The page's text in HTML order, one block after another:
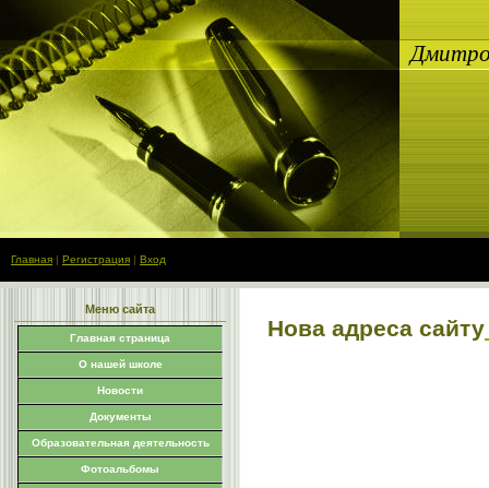
Главная | Регистрация | Вход
Меню сайта
Главная страница
О нашей школе
Новости
Документы
Образовательная деятельность
Фотоальбомы
Нова адреса сайту